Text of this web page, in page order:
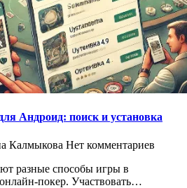
Андроид: поиск и установка
Калмыкова Нет комментариев
разные способы игры в
покер. Участвовать…